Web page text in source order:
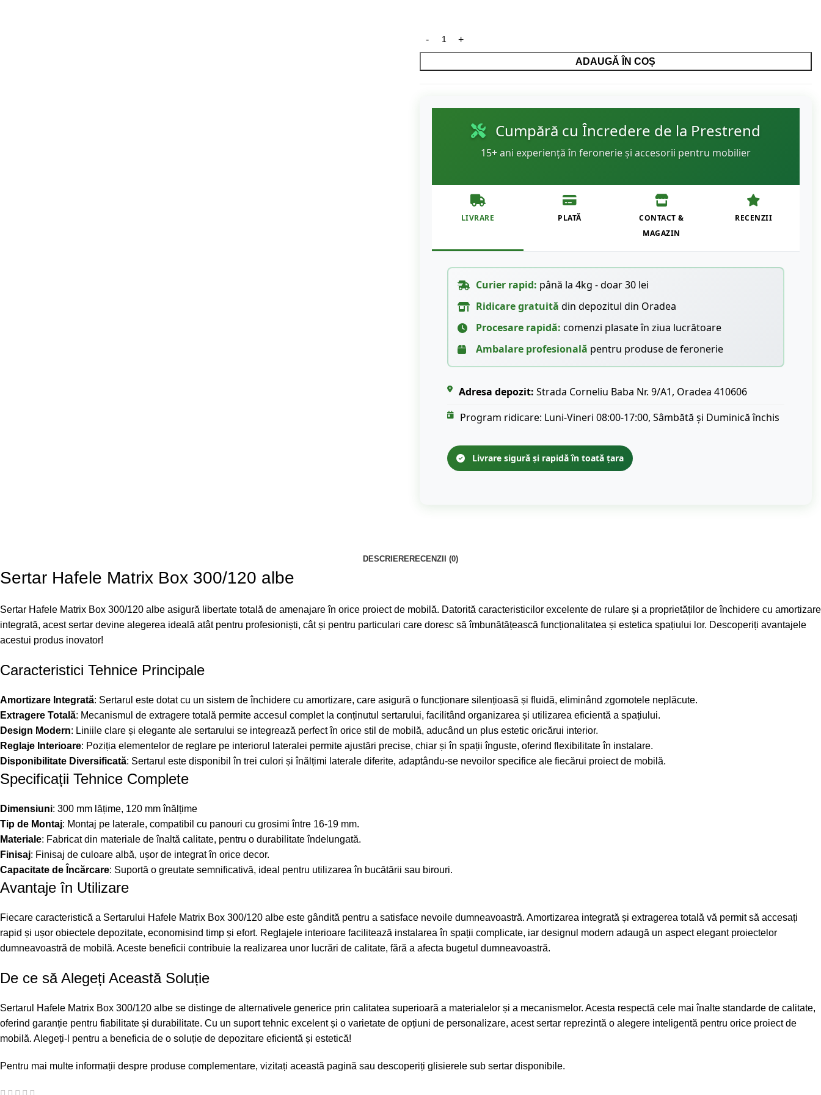
ADAUGĂ ÎN COȘ
Cumpără cu Încredere de la Prestrend
15+ ani experiență în feronerie și accesorii pentru mobilier
LIVRARE PLATĂ
CONTACT &
MAGAZIN
RECENZII
Curier rapid: până la 4kg - doar 30 lei
Ridicare gratuită din depozitul din Oradea
Procesare rapidă: comenzi plasate în ziua lucrătoare
Ambalare profesională pentru produse de feronerie
Adresa depozit: Strada Corneliu Baba Nr. 9/A1, Oradea 410606
Program ridicare: Luni-Vineri 08:00-17:00, Sâmbătă și Duminică închis
Livrare sigură și rapidă în toată țara
DESCRIERERECENZII (0)
Sertar Hafele Matrix Box 300/120 albe
Sertar Hafele Matrix Box 300/120 albe asigură libertate totală de amenajare în orice proiect de mobilă. Datorită caracteristicilor excelente de rulare și a proprietăților de închidere cu amortizare
integrată, acest sertar devine alegerea ideală atât pentru profesioniști, cât și pentru particulari care doresc să îmbunătățească funcționalitatea și estetica spațiului lor. Descoperiți avantajele
acestui produs inovator!
Caracteristici Tehnice Principale
Amortizare Integrată: Sertarul este dotat cu un sistem de închidere cu amortizare, care asigură o funcționare silențioasă și fluidă, eliminând zgomotele neplăcute.
Extragere Totală: Mecanismul de extragere totală permite accesul complet la conținutul sertarului, facilitând organizarea și utilizarea eficientă a spațiului.
Design Modern: Liniile clare și elegante ale sertarului se integrează perfect în orice stil de mobilă, aducând un plus estetic oricărui interior.
Reglaje Interioare: Poziția elementelor de reglare pe interiorul lateralei permite ajustări precise, chiar și în spații înguste, oferind flexibilitate în instalare.
Disponibilitate Diversificată: Sertarul este disponibil în trei culori și înălțimi laterale diferite, adaptându-se nevoilor specifice ale fiecărui proiect de mobilă.
Specificații Tehnice Complete
Dimensiuni: 300 mm lățime, 120 mm înălțime
Tip de Montaj: Montaj pe laterale, compatibil cu panouri cu grosimi între 16-19 mm.
Materiale: Fabricat din materiale de înaltă calitate, pentru o durabilitate îndelungată.
Finisaj: Finisaj de culoare albă, ușor de integrat în orice decor.
Capacitate de Încărcare: Suportă o greutate semnificativă, ideal pentru utilizarea în bucătării sau birouri.
Avantaje în Utilizare
Fiecare caracteristică a Sertarului Hafele Matrix Box 300/120 albe este gândită pentru a satisface nevoile dumneavoastră. Amortizarea integrată și extragerea totală vă permit să accesați
rapid și ușor obiectele depozitate, economisind timp și efort. Reglajele interioare facilitează instalarea în spații complicate, iar designul modern adaugă un aspect elegant proiectelor
dumneavoastră de mobilă. Aceste beneficii contribuie la realizarea unor lucrări de calitate, fără a afecta bugetul dumneavoastră.
De ce să Alegeți Această Soluție
Sertarul Hafele Matrix Box 300/120 albe se distinge de alternativele generice prin calitatea superioară a materialelor și a mecanismelor. Acesta respectă cele mai înalte standarde de calitate,
oferind garanție pentru fiabilitate și durabilitate. Cu un suport tehnic excelent și o varietate de opțiuni de personalizare, acest sertar reprezintă o alegere inteligentă pentru orice proiect de
mobilă. Alegeți-l pentru a beneficia de o soluție de depozitare eficientă și estetică!
Pentru mai multe informații despre produse complementare, vizitați această pagină sau descoperiți glisierele sub sertar disponibile.